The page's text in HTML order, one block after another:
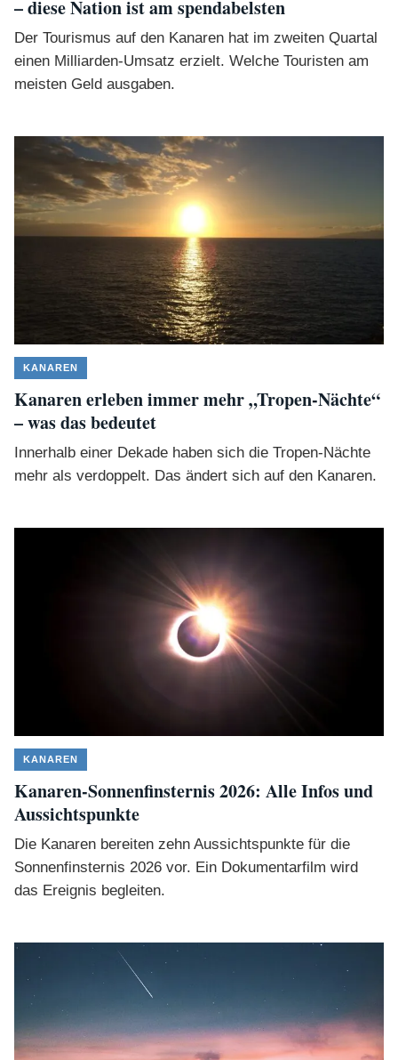
– diese Nation ist am spendabelsten
Der Tourismus auf den Kanaren hat im zweiten Quartal
einen Milliarden-Umsatz erzielt. Welche Touristen am
meisten Geld ausgaben.
KANAREN
Kanaren erleben immer mehr „Tropen-Nächte“
– was das bedeutet
Innerhalb einer Dekade haben sich die Tropen-Nächte
mehr als verdoppelt. Das ändert sich auf den Kanaren.
KANAREN
Kanaren-Sonnenfinsternis 2026: Alle Infos und
Aussichtspunkte
Die Kanaren bereiten zehn Aussichtspunkte für die
Sonnenfinsternis 2026 vor. Ein Dokumentarfilm wird
das Ereignis begleiten.